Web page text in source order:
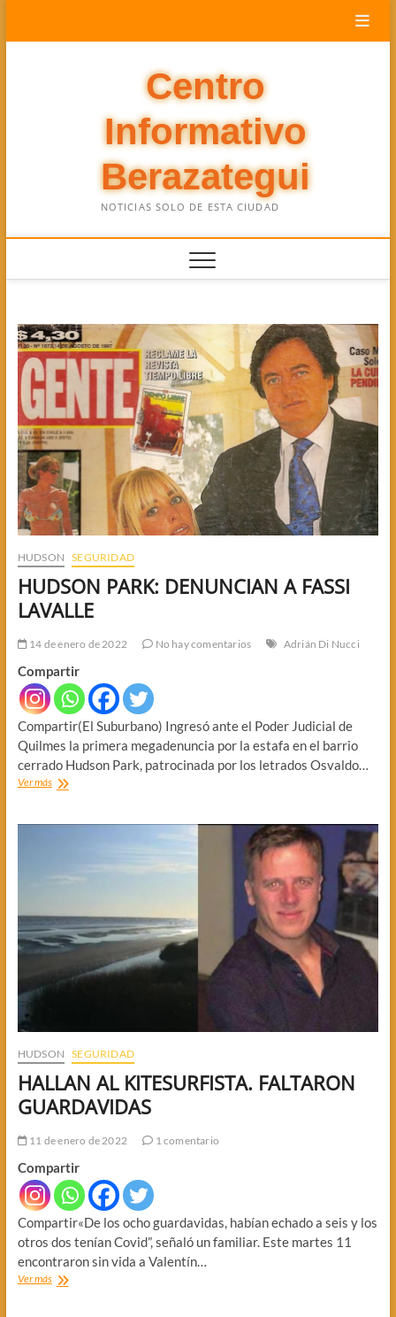
Centro
Informativo
Berazategui
NOTICIAS SOLO DE ESTA CIUDAD
HUDSON SEGURIDAD
HUDSON PARK: DENUNCIAN A FASSI
LAVALLE
14 de enero de 2022 No hay comentarios Adrián Di Nucci
Compartir
Compartir(El Suburbano) Ingresó ante el Poder Judicial de
Quilmes la primera megadenuncia por la estafa en el barrio
cerrado Hudson Park, patrocinada por los letrados Osvaldo…
Ver másHUDSON
A
HUDSON SEGURIDAD
HALLAN AL KITESURFISTA. FALTARON
GUARDAVIDAS
11 de enero de 2022 1 comentario
Compartir
Compartir«De los ocho guardavidas, habían echado a seis y los
otros dos tenían Covid”, señaló un familiar. Este martes 11
encontraron sin vida a Valentín…
Ver másHALLAN